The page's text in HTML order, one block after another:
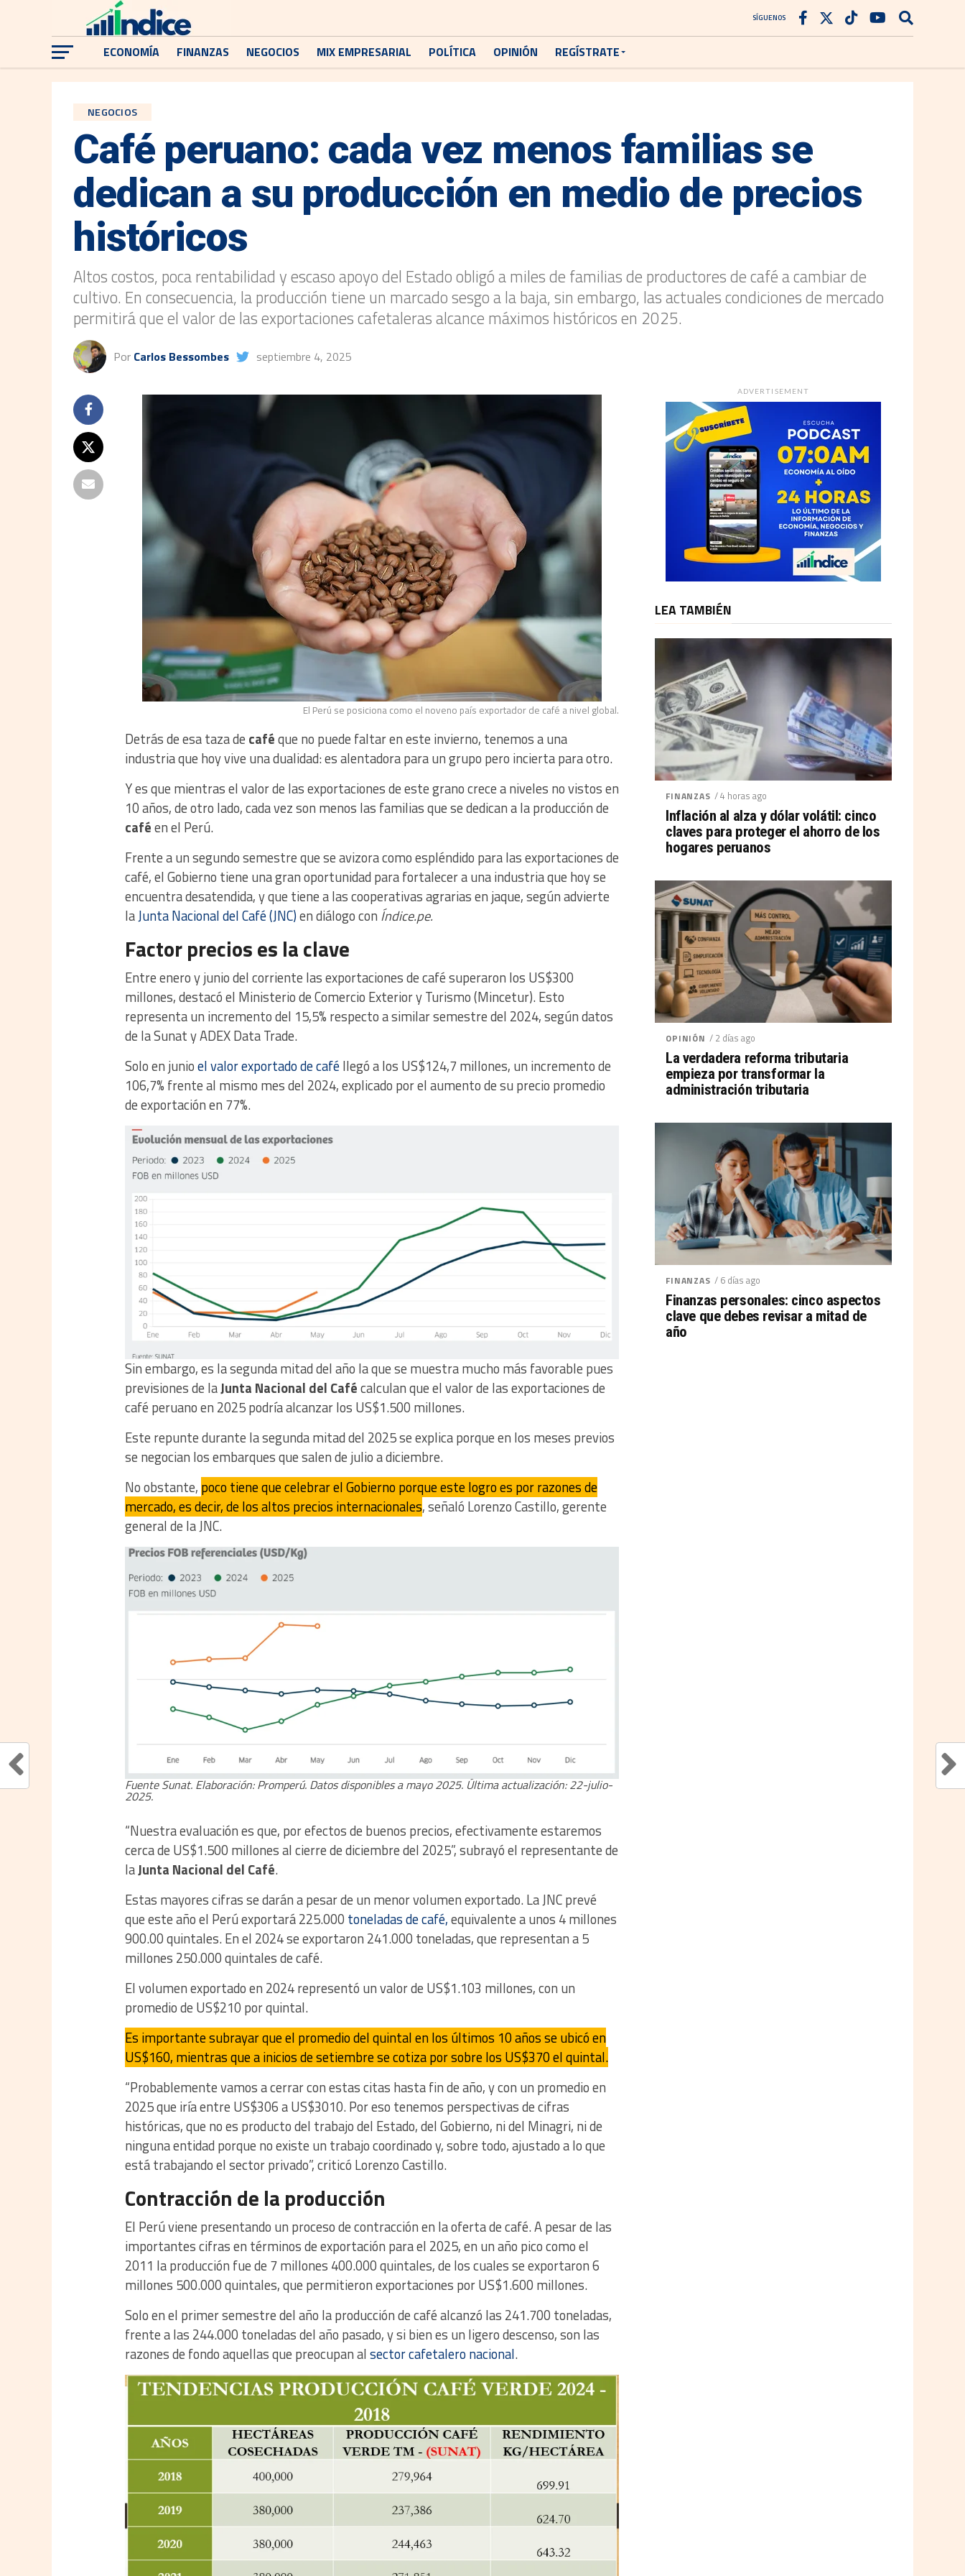
SÍGUENOS
ECONOMÍA FINANZAS NEGOCIOS MIX EMPRESARIAL POLÍTICA OPINIÓN REGÍSTRATE
NEGOCIOS
Café peruano: cada vez menos familias se
dedican a su producción en medio de precios
históricos
Altos costos, poca rentabilidad y escaso apoyo del Estado obligó a miles de familias de productores de café a cambiar de
cultivo. En consecuencia, la producción tiene un marcado sesgo a la baja, sin embargo, las actuales condiciones de mercado
permitirá que el valor de las exportaciones cafetaleras alcance máximos históricos en 2025.
Por Carlos Bessombes septiembre 4, 2025
El Perú se posiciona como el noveno país exportador de café a nivel global.
Detrás de esa taza de caféque no puede faltar en este invierno, tenemos a una
industria que hoy vive una dualidad: es alentadora para un grupo pero incierta para otro.
Y es que mientras el valor de las exportaciones de este grano crece a niveles no vistos en
10 años, de otro lado, cada vez son menos las familias que se dedican a la producción de
caféen el Perú.
Frente a un segundo semestre que se avizora como espléndido para las exportaciones de
café, el Gobierno tiene una gran oportunidad para fortalecer a una industria que hoy se
encuentra desatendida, y que tiene a las cooperativas agrarias en jaque, según advierte
laJunta Nacional del Café (JNC)en diálogo con Índice.pe.
Factor precios es la clave
Entre enero y junio del corriente las exportaciones de café superaron los US$300
millones, destacó el Ministerio de Comercio Exterior y Turismo (Mincetur). Esto
representa un incremento del 15,5% respecto a similar semestre del 2024, según datos
de la Sunat y ADEX Data Trade.
Solo en junioel valor exportado de caféllegó a los US$124,7 millones, un incremento de
106,7% frente al mismo mes del 2024, explicado por el aumento de su precio promedio
de exportación en 77%.
Sin embargo, es la segunda mitad del año la que se muestra mucho más favorable pues
previsiones de laJunta Nacional del Cafécalculan que el valor de las exportaciones de
café peruano en 2025 podría alcanzar los US$1.500 millones.
Este repunte durante la segunda mitad del 2025 se explica porque en los meses previos
se negocian los embarques que salen de julio a diciembre.
No obstante, poco tiene que celebrar el Gobierno porque este logro es por razones de
mercado, es decir, de los altos precios internacionales, señaló Lorenzo Castillo, gerente
general de la JNC.
Fuente Sunat. Elaboración: Promperú. Datos disponibles a mayo 2025. Última actualización: 22-julio-
2025.
“Nuestra evaluación es que, por efectos de buenos precios, efectivamente estaremos
cerca de US$1.500 millones al cierre de diciembre del 2025”, subrayó el representante de
laJunta Nacional del Café.
Estas mayores cifras se darán a pesar de un menor volumen exportado. La JNC prevé
que este año el Perú exportará 225.000 toneladas de café,equivalente a unos 4 millones
900.00 quintales. En el 2024 se exportaron 241.000 toneladas, que representan a 5
millones 250.000 quintales de café.
El volumen exportado en 2024 representó un valor de US$1.103 millones, con un
promedio de US$210 por quintal.
Es importante subrayar que el promedio del quintal en los últimos 10 años se ubicó en
US$160, mientras que a inicios de setiembre se cotiza por sobre los US$370 el quintal.
“Probablemente vamos a cerrar con estas citas hasta fin de año, y con un promedio en
2025 que iría entre US$306 a US$3010. Por eso tenemos perspectivas de cifras
históricas, que no es producto del trabajo del Estado, del Gobierno, ni del Minagri, ni de
ninguna entidad porque no existe un trabajo coordinado y, sobre todo, ajustado a lo que
está trabajando el sector privado”, criticó Lorenzo Castillo.
Contracción de la producción
El Perú viene presentando un proceso de contracción en la oferta de café. A pesar de las
importantes cifras en términos de exportación para el 2025, en un año pico como el
2011 la producción fue de 7 millones 400.000 quintales, de los cuales se exportaron 6
millones 500.000 quintales, que permitieron exportaciones por US$1.600 millones.
Solo en el primer semestre del año la producción de café alcanzó las 241.700 toneladas,
frente a las 244.000 toneladas del año pasado, y si bien es un ligero descenso, son las
razones de fondo aquellas que preocupan alsector cafetalero nacional.
ADVERTISEMENT
LEA TAMBIÉN
FINANZAS / 4 horas ago
Inflación al alza y dólar volátil: cinco
claves para proteger el ahorro de los
hogares peruanos
OPINIÓN / 2 días ago
La verdadera reforma tributaria
empieza por transformar la
administración tributaria
FINANZAS / 6 días ago
Finanzas personales: cinco aspectos
clave que debes revisar a mitad de
año